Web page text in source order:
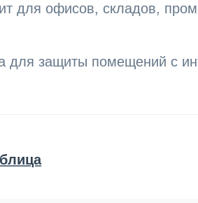
для офисов, складов,
для защиты помещений с